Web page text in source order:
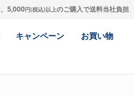
5,000円(税込)以上のご購入で送料当社負担
キャンペーン お買い物